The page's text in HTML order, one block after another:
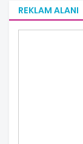
REKLAM ALANI